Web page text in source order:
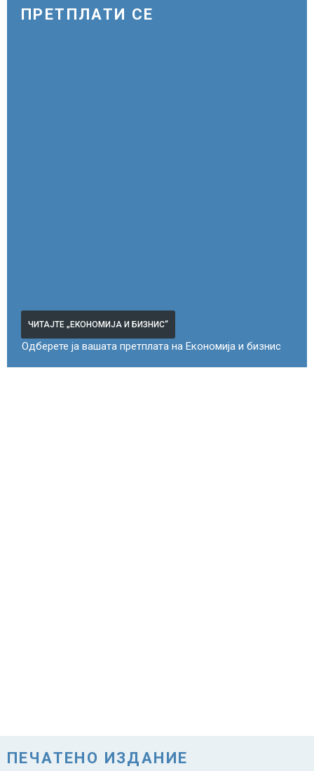
ПРЕТПЛАТИ СЕ
ЧИТАЈТЕ „ЕКОНОМИЈА И БИЗНИС“
Одберете ја вашата претплата на Економија и бизнис
ПЕЧАТЕНО ИЗДАНИЕ